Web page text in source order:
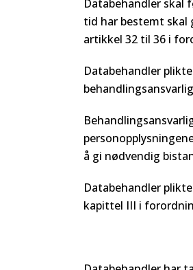
Databehandler skal
tid har bestemt skal
artikkel 32 til 36 i
Databehandler
å gi nødvendig
Databehandler
kapittel III i